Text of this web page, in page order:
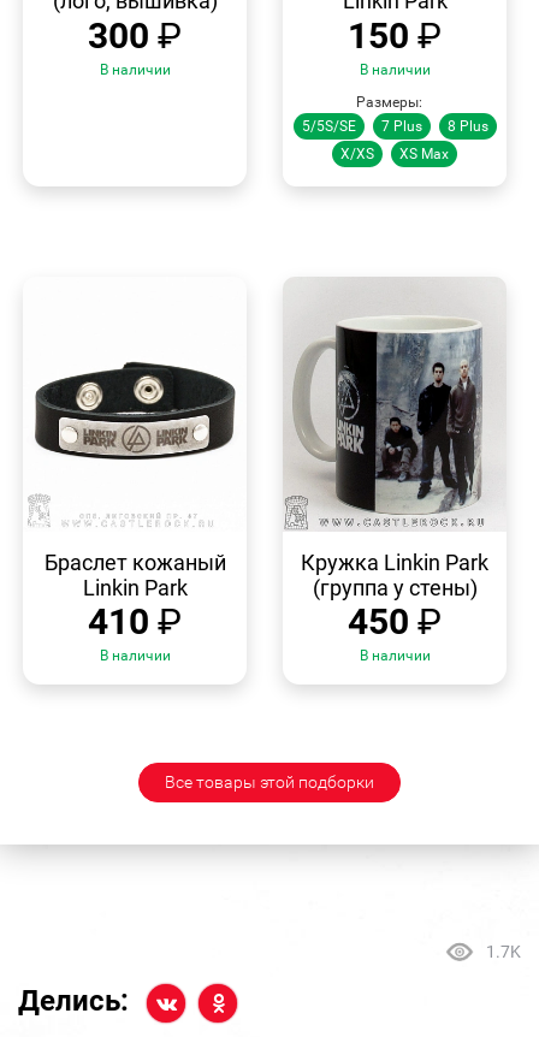
300 ₽
В наличии
150 ₽
В наличии
Размеры:
5/5S/SE
7 Plus
8 Plus
X/XS
XS Max
ПРОСМОТР
Браслет кожаный
Linkin Park
410 ₽
В наличии
ПРОСМОТР
Кружка Linkin Park
(группа у стены)
450 ₽
В наличии
Все товары этой подборки
1.7K
Делись: